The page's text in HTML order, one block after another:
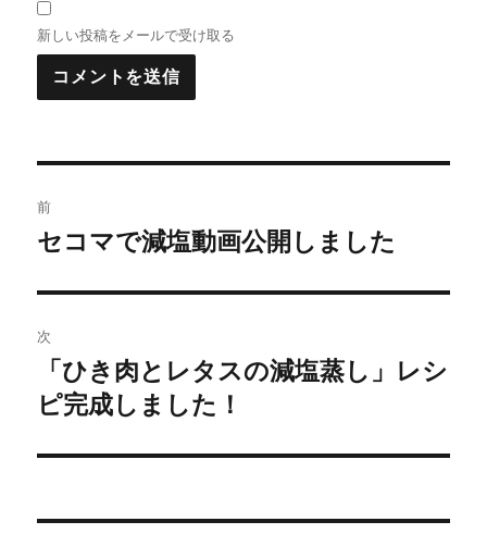
新しい投稿をメールで受け取る
稿
ビ
ゲ
ー
シ
前
前
投
稿:
セコマで減塩動画公開しました
次
次
の
稿:
「ひき肉とレタスの減塩蒸し」レシ
ピ完成しました！